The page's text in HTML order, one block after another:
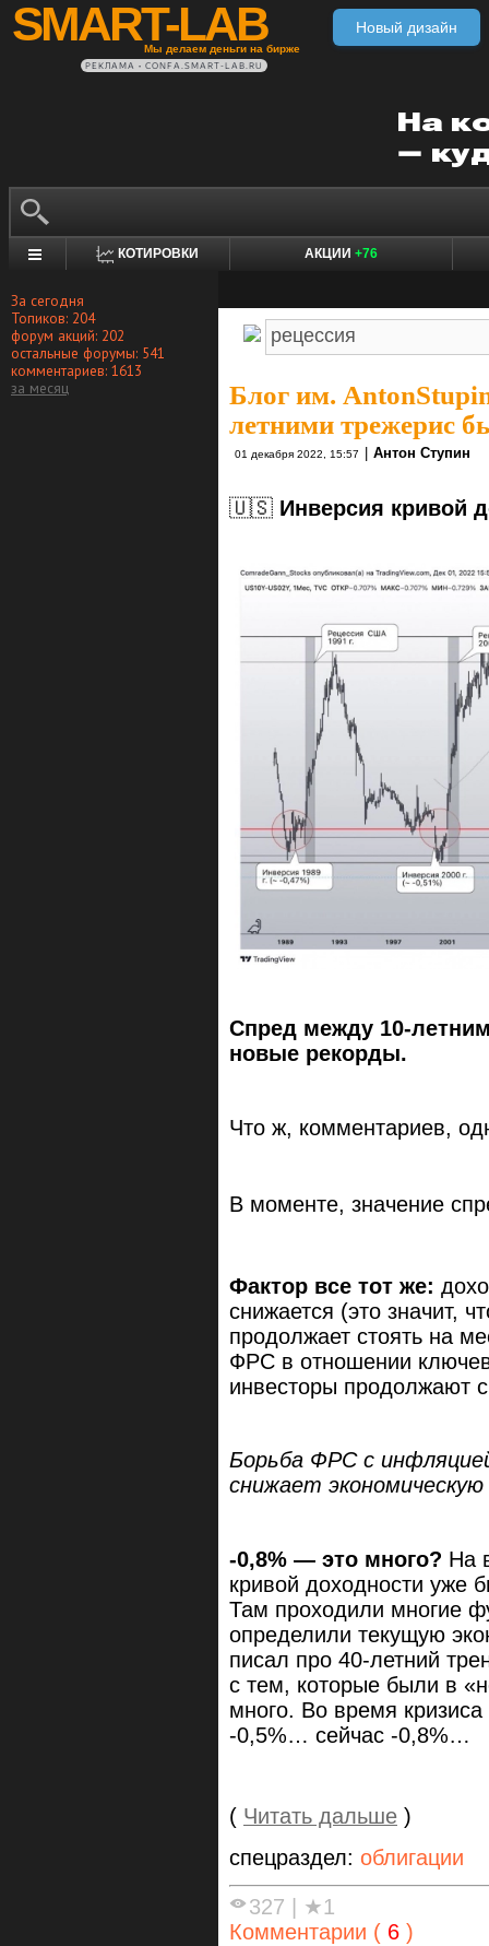
SMART-LAB
Мы делаем деньги на бирже
Новый дизайн
РЕКЛАМА • CONFA.SMART-LAB.RU
КОТИРОВКИ АКЦИИ +76
За сегодня
Топиков: 204
форум акций: 202
остальные форумы: 541
комментариев: 1613
за месяц
Блог им.
летними трежерис
01 декабря 2022, 15:57 Антон Ступин
🇺🇸 Инверсия кривой
Спред между 10-
новые рекорды.
Что ж, комментариев,
В моменте, значение
Фактор все тот же:
снижается (это значит,
продолжает стоять на
ФРС в отношении
инвесторы продолжают
Борьба ФРС с
снижает
-0,8% — это много? На
кривой доходности уже
Там проходили многие
определили текущую
писал про 40-летний
с тем, которые были в
много. Во время
-0,5%… сейчас -0,8%…
( Читать дальше )
спецраздел: облигации
327
★1
Комментарии ( 6 )